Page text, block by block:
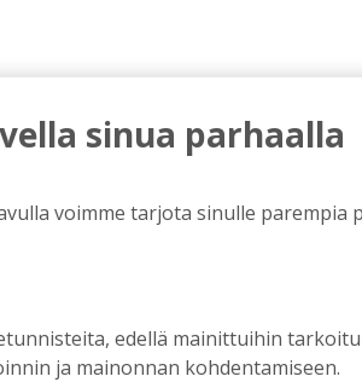
sinua parhaalla
voimme tarjota sinulle parempia
edellä mainittuihin
ja mainonnan kohdentamiseen.